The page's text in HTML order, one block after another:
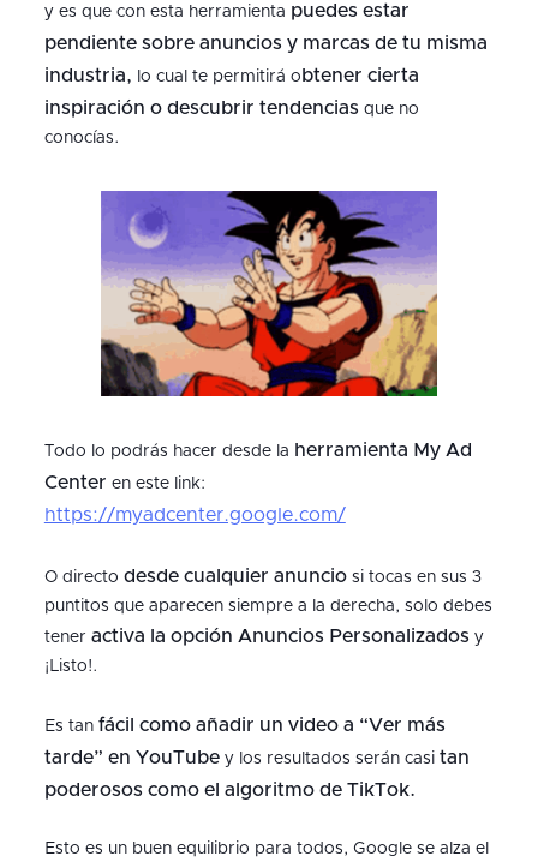
y es que con esta herramienta puedes estar
pendiente sobre anuncios y marcas de tu misma
industria, lo cual te permitirá o btener cierta
inspiración o descubrir tendencias que no
conocías.
Todo lo podrás hacer desde la herramienta My Ad
Center en este link:
https://myadcenter.google.com/
O directo desde cualquier anunciosi tocas en sus 3
puntitos que aparecen siempre a la derecha, solo debes
tener activa la opción Anuncios Personalizados y
¡Listo!.
Es tanfácil como añadir un video a “Ver más
tarde” en YouTube y los resultados serán casi tan
poderosos como el algoritmo de TikTok.
Esto es un buen equilibrio para todos, Google se alza el